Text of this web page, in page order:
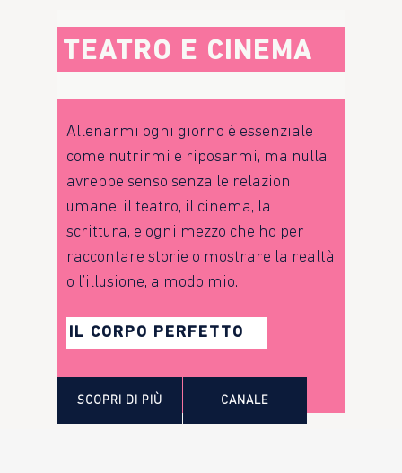
TEATRO E CINEMA
Allenarmi ogni giorno è essenziale
come nutrirmi e riposarmi, ma nulla
avrebbe senso senza le relazioni
umane, il teatro, il cinema, la
scrittura, e ogni mezzo che ho per
raccontare storie o mostrare la realtà
o l’illusione, a modo mio.
IL CORPO PERFETTO
SCOPRI DI PIÙ CANALE